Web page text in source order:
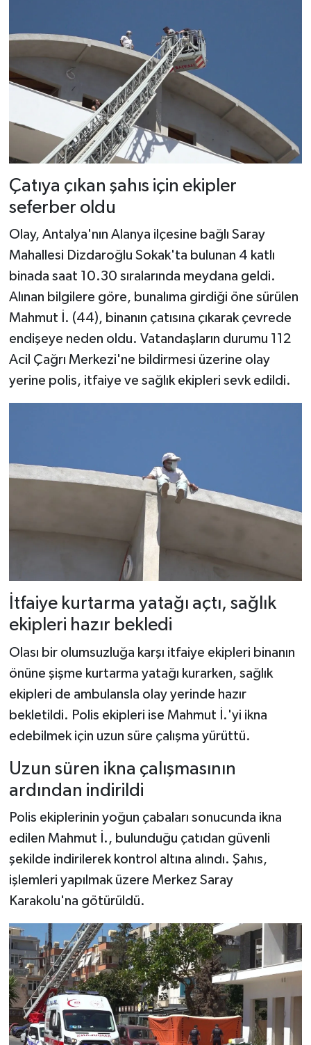
Çatıya çıkan şahıs için ekipler
seferber oldu
Olay, Antalya'nın Alanya ilçesine bağlı Saray
Mahallesi Dizdaroğlu Sokak'ta bulunan 4 katlı
binada saat 10.30 sıralarında meydana geldi.
Alınan bilgilere göre, bunalıma girdiği öne sürülen
Mahmut İ. (44), binanın çatısına çıkarak çevrede
endişeye neden oldu. Vatandaşların durumu 112
Acil Çağrı Merkezi'ne bildirmesi üzerine olay
yerine polis, itfaiye ve sağlık ekipleri sevk edildi.
İtfaiye kurtarma yatağı açtı, sağlık
ekipleri hazır bekledi
Olası bir olumsuzluğa karşı itfaiye ekipleri binanın
önüne şişme kurtarma yatağı kurarken, sağlık
ekipleri de ambulansla olay yerinde hazır
bekletildi. Polis ekipleri ise Mahmut İ.'yi ikna
edebilmek için uzun süre çalışma yürüttü.
Uzun süren ikna çalışmasının
ardından indirildi
Polis ekiplerinin yoğun çabaları sonucunda ikna
edilen Mahmut İ., bulunduğu çatıdan güvenli
şekilde indirilerek kontrol altına alındı. Şahıs,
işlemleri yapılmak üzere Merkez Saray
Karakolu'na götürüldü.